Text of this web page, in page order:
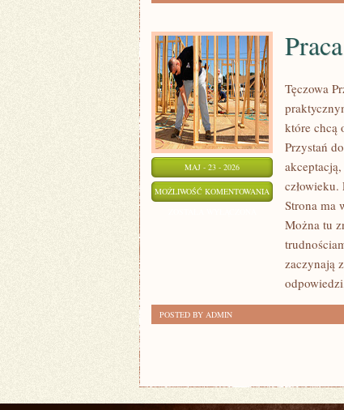
MAJ - 23 - 2026
MOŻLIWOŚĆ KOMENTOWANIA PRACA
PSYCHOLOGIA
ORGANIZACJI
Tęczowa
które chcą
Przystań
Strona ma
Można tu
zaczynają
POSTED BY ADMIN